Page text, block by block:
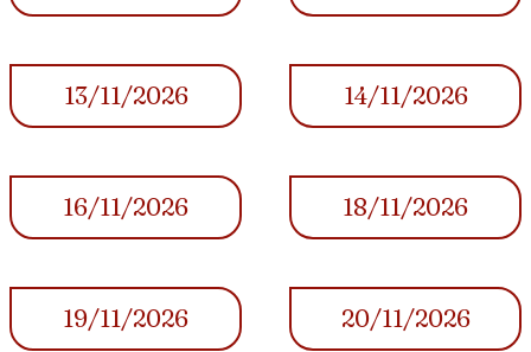
13/11/2026 14/11/2026
16/11/2026 18/11/2026
19/11/2026 20/11/2026